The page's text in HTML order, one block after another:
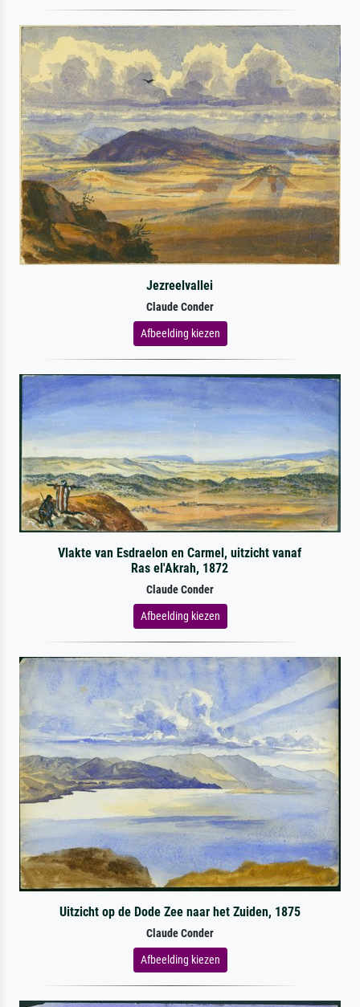
Jezreelvallei
Claude Conder
Afbeelding kiezen
Vlakte van Esdraelon en Carmel, uitzicht vanaf
Ras el'Akrah, 1872
Claude Conder
Afbeelding kiezen
Uitzicht op de Dode Zee naar het Zuiden, 1875
Claude Conder
Afbeelding kiezen